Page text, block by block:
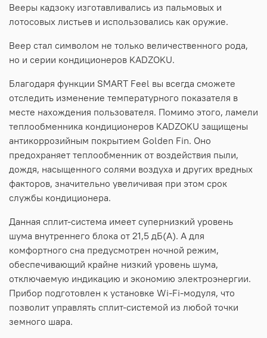
Вееры кадзоку изготавливались из пальмовых и
лотосовых листьев и использовались как оружие.
Веер стал символом не только величественного рода,
но и серии кондиционеров KADZOKU.
Благодаря функции SMART Feel вы всегда сможете
отследить изменение температурного показателя в
месте нахождения пользователя. Помимо этого, ламели
теплообменника кондиционеров KADZOKU защищены
антикоррозийным покрытием Golden Fin. Оно
предохраняет теплообменник от воздействия пыли,
дождя, насыщенного солями воздуха и других вредных
факторов, значительно увеличивая при этом срок
службы кондиционера.
Данная сплит-система имеет супернизкий уровень
шума внутреннего блока от 21,5 дБ(А). А для
комфортного сна предусмотрен ночной режим,
обеспечивающий крайне низкий уровень шума,
отключаемую индикацию и экономию электроэнергии.
Прибор подготовлен к установке Wi-Fi-модуля, что
позволит управлять сплит-системой из любой точки
земного шара.